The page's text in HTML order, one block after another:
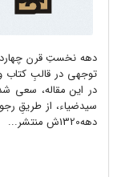
­توجهی در قالبِ کتاب و
در این مقاله، سعی
دهه1320ش منتشر...